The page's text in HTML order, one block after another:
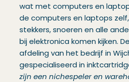
wat met computers en
de computers en laptops
stekkers, snoeren en alle
bij elektronica komen kijken.
afdeling van het bedrijf in
gespecialiseerd in
zijn een nichespeler en